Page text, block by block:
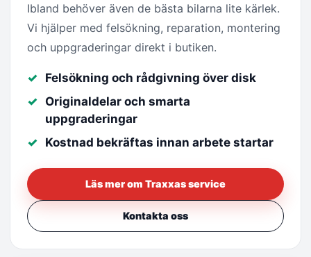
Ibland behöver även de bästa bilarna lite kärlek.
Vi hjälper med felsökning, reparation, montering
och uppgraderingar direkt i butiken.
Felsökning och rådgivning över disk
Originaldelar och smarta
uppgraderingar
Kostnad bekräftas innan arbete startar
Läs mer om Traxxas service
Kontakta oss